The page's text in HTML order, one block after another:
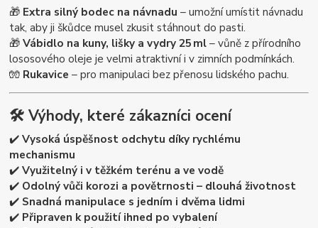
🎁 Extra silný bodec na návnadu – umožní umístit návnadu
tak, aby ji škůdce musel zkusit stáhnout do pasti.
🎁Vábidlo na kuny, lišky a vydry 25 ml– vůně z přírodního
lososového oleje je velmi atraktivní i v zimních podmínkách.
🧤 Rukavice – pro manipulaci bez přenosu lidského pachu.
🛠️Výhody, které zákazníci ocení
✔️Vysoká úspěšnost odchytu díky rychlému
mechanismu
✔️Využitelný i v těžkém terénu a ve vodě
✔️ Odolný vůči korozi a povětrnosti – dlouhá životnost
✔️ Snadná manipulace s jedním i dvěma lidmi
✔️ Připraven k použití ihned po vybalení